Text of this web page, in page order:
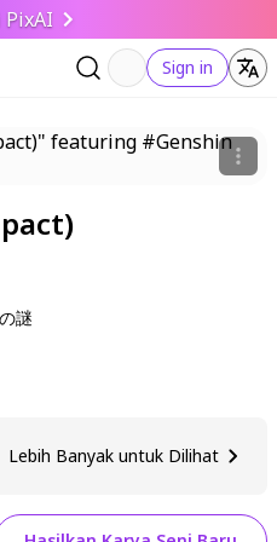
Sign in
謎
Lebih Banyak untuk Dilihat